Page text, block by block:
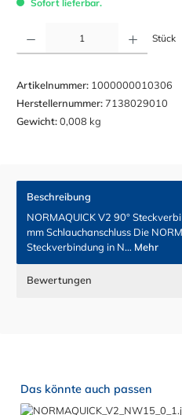
Sofort lieferbar.
Stück
Artikelnummer: 1000000010306
Herstellernummer:7138029010
Gewicht:0,008 kg
Beschreibung
NORMAQUICK V2 90°
mm Schlauchanschluss Die
Steckverbindung in N… Mehr
Bewertungen
Produktgalerie überspringen
Das könnte auch passen